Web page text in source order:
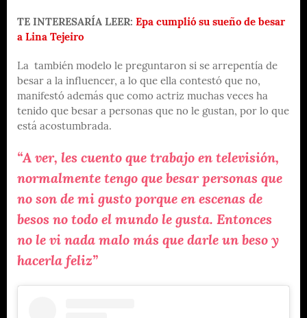
TE INTERESARÍA LEER: Epa cumplió su sueño de besar
a Lina Tejeiro
La también modelo le preguntaron si se arrepentía de
besar a la influencer, a lo que ella contestó que no,
manifestó además que como actriz muchas veces ha
tenido que besar a personas que no le gustan, por lo que
está acostumbrada.
“A ver, les cuento que trabajo en televisión,
normalmente tengo que besar personas que
no son de mi gusto porque en escenas de
besos no todo el mundo le gusta. Entonces
no le vi nada malo más que darle un beso y
hacerla feliz”